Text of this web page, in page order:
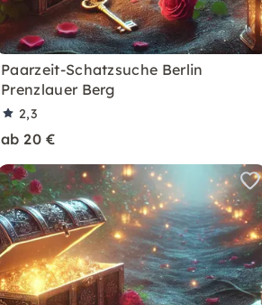
Paarzeit-Schatzsuche Berlin
Prenzlauer Berg
2,3
ab 20 €